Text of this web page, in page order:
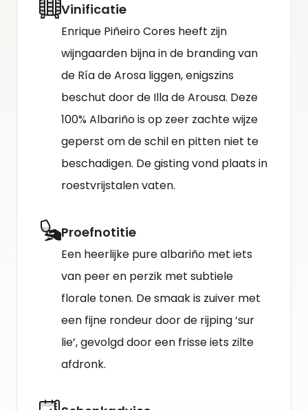
Vinificatie
Enrique Piñeiro Cores heeft zijn
wijngaarden bijna in de branding van
de Ría de Arosa liggen, enigszins
beschut door de Illa de Arousa. Deze
100% Albariño is op zeer zachte wijze
geperst om de schil en pitten niet te
beschadigen. De gisting vond plaats in
roestvrijstalen vaten.
Proefnotitie
Een heerlijke pure albariño met iets
van peer en perzik met subtiele
florale tonen. De smaak is zuiver met
een fijne rondeur door de rijping ‘sur
lie’, gevolgd door een frisse iets zilte
afdronk.